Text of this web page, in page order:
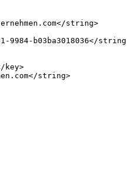
</string>
9984-b03ba3018036</string
key>
</string>